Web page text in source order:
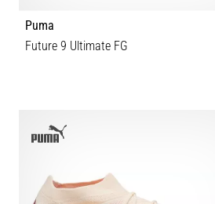
Puma
Future 9 Ultimate FG
38 38½ 39 40 40½ 41 42 42½ 43 44 44½